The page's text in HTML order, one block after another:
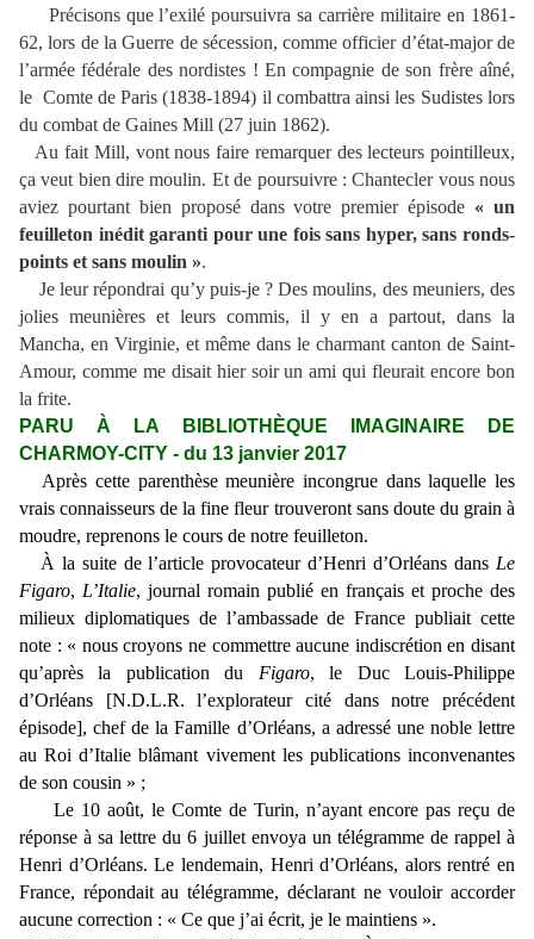
Précisons que l’exilé poursuivra sa carrière militaire en 1861-
62, lors de la Guerre de sécession, comme officier d’état-major de
l’armée fédérale des nordistes ! En compagnie de son frère aîné,
le Comte de Paris (1838-1894) il combattra ainsi les Sudistes lors
du combat de Gaines Mill (27 juin 1862).
Au fait Mill, vont nous faire remarquer des lecteurs pointilleux,
ça veut bien dire moulin. Et de poursuivre : Chantecler vous nous
aviez pourtant bien proposé dans votre premier épisode « un
feuilleton inédit garanti pour une fois sans hyper, sans ronds-
points et sans moulin ».
Je leur répondrai qu’y puis-je ? Des moulins, des meuniers, des
jolies meunières et leurs commis, il y en a partout, dans la
Mancha, en Virginie, et même dans le charmant canton de Saint-
Amour, comme me disait hier soir un ami qui fleurait encore bon
la frite.
PARU À LA BIBLIOTHÈQUE IMAGINAIRE DE
CHARMOY-CITY - du 13 janvier 2017
Après cette parenthèse meunière incongrue dans laquelle les
vrais connaisseurs de la fine fleur trouveront sans doute du grain à
moudre, reprenons le cours de notre feuilleton.
À la suite de l’article provocateur d’Henri d’Orléans dans Le
Figaro, L’Italie, journal romain publié en français et proche des
milieux diplomatiques de l’ambassade de France publiait cette
note : « nous croyons ne commettre aucune indiscrétion en disant
qu’après la publication du Figaro, le Duc Louis-Philippe
d’Orléans [N.D.L.R. l’explorateur cité dans notre précédent
épisode], chef de la Famille d’Orléans, a adressé une noble lettre
au Roi d’Italie blâmant vivement les publications inconvenantes
de son cousin » ;
Le 10 août, le Comte de Turin, n’ayant encore pas reçu de
réponse à sa lettre du 6 juillet envoya un télégramme de rappel à
Henri d’Orléans. Le lendemain, Henri d’Orléans, alors rentré en
France, répondait au télégramme, déclarant ne vouloir accorder
aucune correction : « Ce que j’ai écrit, je le maintiens ».